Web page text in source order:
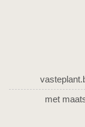
met